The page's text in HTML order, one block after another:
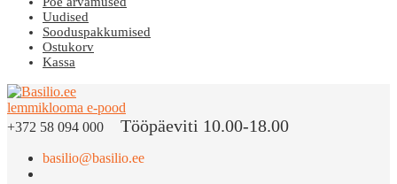
Uudised
Sooduspakkumised
Ostukorv
Kassa
+372 58 094 000 Tööpäeviti 10.00-18.00
basilio@basilio.ee